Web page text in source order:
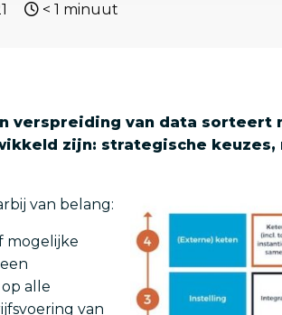
< 1 minuut
verspreiding van data
zijn: strategische keuzes,
van belang:
mogelijke
alle
van